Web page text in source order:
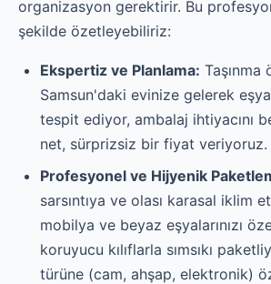
organizasyon gerektirir. Bu
şekilde özetleyebiliriz:
Ekspertiz ve Planlama: Taşınma
Samsun'daki evinize gelerek
tespit ediyor, ambalaj ihtiyacını
net, sürprizsiz bir fiyat veriyoruz.
Profesyonel ve Hijyenik
sarsıntıya ve olası karasal iklim
mobilya ve beyaz eşyalarınızı
koruyucu kılıflarla sımsıkı
türüne (cam, ahşap, elektronik)